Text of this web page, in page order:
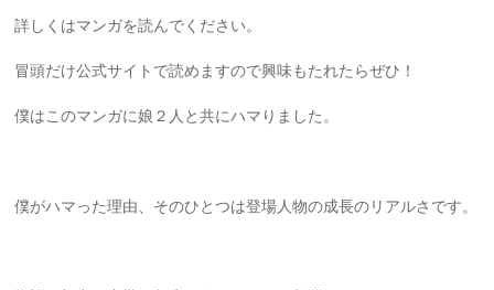
詳しくはマンガを読んでください。
冒頭だけ公式サイトで読めますので興味もたれたらぜひ！
僕はこのマンガに娘２人と共にハマりました。
僕がハマった理由、そのひとつは登場人物の成長のリアルさです。